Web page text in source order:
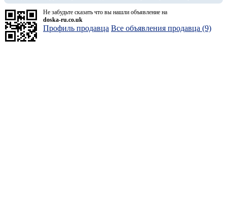
Не забудьте сказать что вы нашли объявление на
doska-ru.co.uk
Профиль продавца Все объявления продавца (9)